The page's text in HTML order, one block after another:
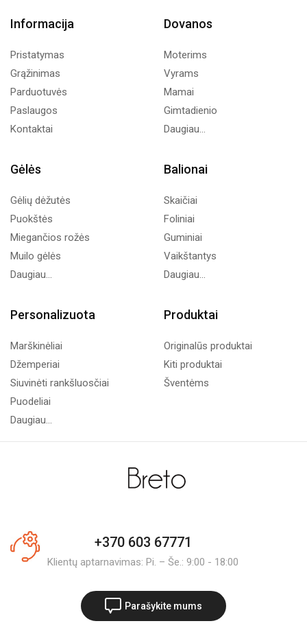
Informacija
Pristatymas
Grąžinimas
Parduotuvės
Paslaugos
Kontaktai
Dovanos
Moterims
Vyrams
Mamai
Gimtadienio
Daugiau...
Gėlės
Gėlių dėžutės
Puokštės
Miegančios rožės
Muilo gėlės
Daugiau...
Balionai
Skaičiai
Foliniai
Guminiai
Vaikštantys
Daugiau...
Personalizuota
Marškinėliai
Džemperiai
Siuvinėti rankšluosčiai
Puodeliai
Daugiau...
Produktai
Originalūs produktai
Kiti produktai
Šventėms
+370 603 67771
Klientų aptarnavimas: Pi. – Še.: 9:00 - 18:00
Parašykite mums